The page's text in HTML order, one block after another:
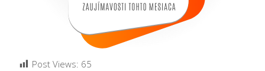
Post Views: 65